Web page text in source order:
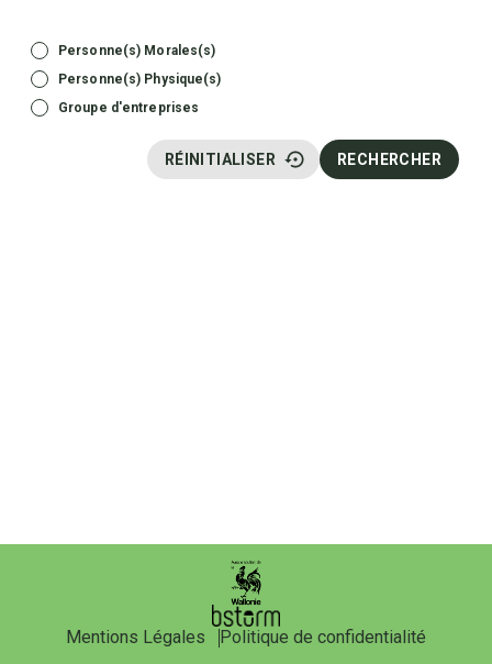
Personne(s) Morales(s)
Personne(s) Physique(s)
Groupe d'entreprises
RÉINITIALISER RECHERCHER
Mentions Légales Politique de confidentialité